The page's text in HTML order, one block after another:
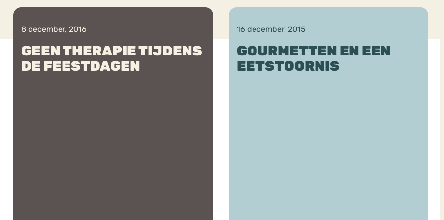
8 december, 2016
GEEN THERAPIE TIJDENS
DE FEESTDAGEN
16 december, 2015
GOURMETTEN EN EEN
EETSTOORNIS